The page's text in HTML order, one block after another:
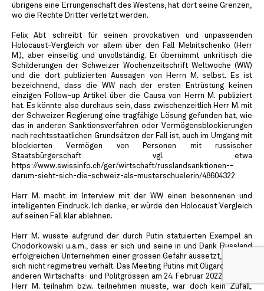
übrigens eine Errungenschaft des Westens, hat dort seine Grenzen,
wo die Rechte Dritter verletzt werden.
Felix Abt schreibt für seinen provokativen und unpassenden
Holocaust-Vergleich vor allem über den Fall Melnitschenko (Herr
M.), aber einseitig und unvollständig. Er übernimmt unkritisch die
Schilderungen der Schweizer Wochenzeitschrift Weltwoche (WW)
und die dort publizierten Aussagen von Herrn M. selbst. Es ist
bezeichnend, dass die WW nach der ersten Entrüstung keinen
einzigen Follow-up Artikel über die Causa von Herrn M. publiziert
hat. Es könnte also durchaus sein, dass zwischenzeitlich Herr M. mit
der Schweizer Regierung eine tragfähige Lösung gefunden hat, wie
das in anderen Sanktionsverfahren oder Vermögensblockierungen
nach rechtsstaatlichen Grundsätzen der Fall ist, auch im Umgang mit
blockierten Vermögen von Personen mit russischer
Staatsbürgerschaft vgl. etwa
https://www.swissinfo.ch/ger/wirtschaft/russlandsanktionen--
darum-sieht-sich-die-schweiz-als-musterschuelerin/48604322
Herr M. macht im Interview mit der WW einen besonnenen und
intelligenten Eindruck. Ich denke, er würde den Holocaust Vergleich
auf seinen Fall klar ablehnen.
Herr M. wusste aufgrund der durch Putin statuierten Exempel an
Chodorkowski u.a.m., dass er sich und seine in und Dank Russland
erfolgreichen Unternehmen einer grossen Gefahr aussetzt, wenn er
sich nicht regimetreu verhält. Das Meeting Putins mit Oligarchen und
anderen Wirtschafts- und Politgrössen am 24. Februar 2022, an dem
Herr M. teilnahm bzw. teilnehmen musste, war doch kein Zufall,